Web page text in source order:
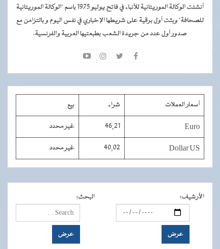
أنشئت الوكالة الموريتانية للأنباء في فاتح يوليو 1975 باسم "الوكالة الموريتانية
للصحافة" وبثت أول برقية على شريطها الإخباري في نفس اليوم و بالتزامن مع
صدور أول عدد من جريدة الشعب بطبعتيها العربية والفرنسية.
أسعار العملات شراء بيع
Euro
46,21 غير محدد
Dollar US
40,02 غير محدد
الأرشيف: البحث: